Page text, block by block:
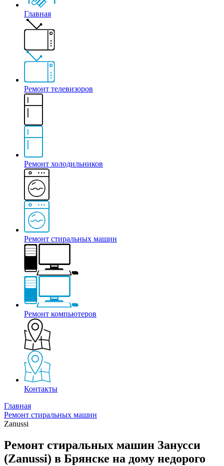
Главная
Ремонт телевизоров
Ремонт холодильников
Ремонт стиральных машин
Ремонт компьютеров
Контакты
Главная
Ремонт стиральных машин
Zanussi
Ремонт стиральных машин Занусси
(Zanussi) в Брянске на дому недорого